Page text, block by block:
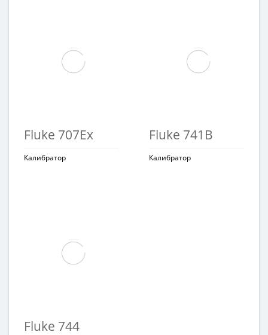
Fluke 707Ex
Калибратор
Fluke 741B
Калибратор
Fluke 744